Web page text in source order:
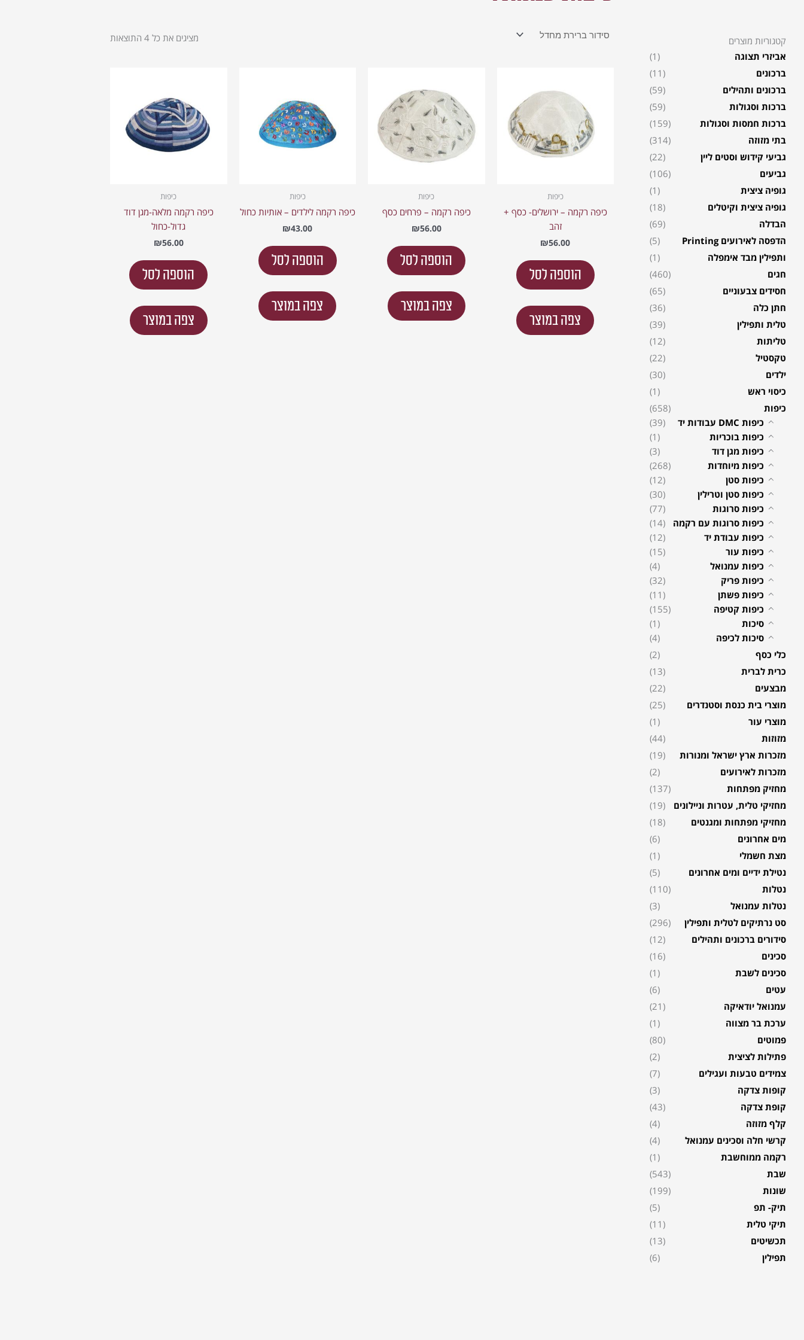
קטגוריות מוצרים
אביזרי תצוגה
(1)
ברכונים
(11)
ברכונים ותהילים
(59)
ברכות וסגולות
(59)
ברכות חמסות וסגולות
(159)
בתי מזוזה
(314)
גביעי קידוש וסטים ליין
(22)
גביעים
(106)
גופיה ציצית
(1)
גופיה ציצית וקיטלים
(18)
הבדלה
(69)
הדפסה לאירועים Printing
(5)
ותפילין מבד אימפלה
(1)
חגים
(460)
חסידים צבעוניים
(65)
חתן כלה
(36)
טלית ותפילין
(39)
טליתות
(12)
טקסטיל
(22)
ילדים
(30)
כיסוי ראש
(1)
כיפות
(658)
כיפות DMC עבודות יד
(39)
כיפות בוכריות
(1)
כיפות מגן דוד
(3)
כיפות מיוחדות
(268)
כיפות סטן
(12)
כיפות סטן וטרילין
(30)
כיפות סרוגות
(77)
כיפות סרוגות עם רקמה
(14)
כיפות עבודת יד
(12)
כיפות עור
(15)
כיפות עמנואל
(4)
כיפות פריק
(32)
כיפות פשתן
(11)
כיפות קטיפה
(155)
סיכות
(1)
סיכות לכיפה
(4)
כלי כסף
(2)
כרית לברית
(13)
מבצעים
(22)
מוצרי בית כנסת וסטנדרים
(25)
מוצרי עור
(1)
מזוזות
(44)
מזכרות ארץ ישראל ומנורות
(19)
מזכרות לאירועים
(2)
מחזיק מפתחות
(137)
מחזיקי טלית, עטרות וניילונים
(19)
מחזיקי מפתחות ומגנטים
(18)
מים אחרונים
(6)
מצת חשמלי
(1)
נטילת ידיים ומים אחרונים
(5)
נטלות
(110)
נטלות עמנואל
(3)
סט נרתיקים לטלית ותפילין
(296)
סידורים ברכונים ותהילים
(12)
סכינים
(16)
סכינים לשבת
(1)
עטים
(6)
עמנואל יודאיקה
(21)
ערכת בר מצווה
(1)
פמוטים
(80)
פתילות לציצית
(2)
צמידים טבעות ועגילים
(7)
קופות צדקה
(3)
קופת צדקה
(43)
קלף מזוזה
(4)
קרשי חלה וסכינים עמנואל
(4)
רקמה ממוחשבת
(1)
שבת
(543)
שונות
(199)
תיק- תפ
(5)
תיקי טלית
(11)
תכשיטים
(13)
תפילין
(6)
מציגים את כל ⁦4⁩ התוצאות
כיפות
כיפה רקמה – ירושלים- כסף +
זהב
₪56.00
הוספה לסל
צפה במוצר
כיפות
כיפה רקמה – פרחים כסף
₪56.00
הוספה לסל
צפה במוצר
כיפות
כיפה רקמה לילדים – אותיות כחול
₪43.00
הוספה לסל
צפה במוצר
כיפות
כיפה רקמה מלאה-מגן דוד
גדול-כחול
₪56.00
הוספה לסל
צפה במוצר